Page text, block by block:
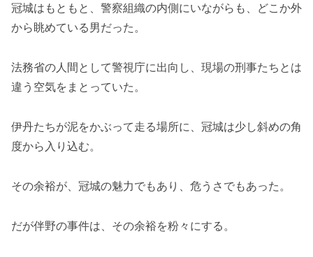
冠城はもともと、警察組織の内側にいながらも、どこか外
から眺めている男だった。
法務省の人間として警視庁に出向し、現場の刑事たちとは
違う空気をまとっていた。
伊丹たちが泥をかぶって走る場所に、冠城は少し斜めの角
度から入り込む。
その余裕が、冠城の魅力でもあり、危うさでもあった。
だが伴野の事件は、その余裕を粉々にする。